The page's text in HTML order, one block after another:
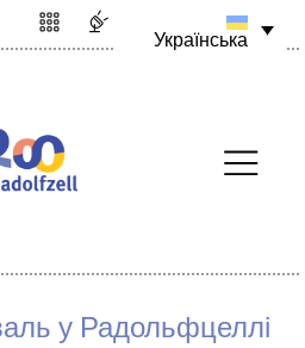
Українська
у Радольфцеллі